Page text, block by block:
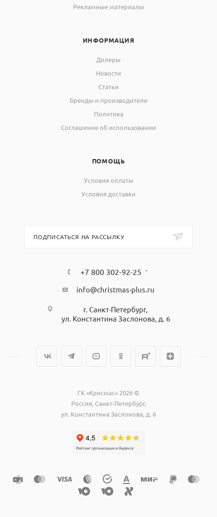
Рекламные материалы
ИНФОРМАЦИЯ
Дилеры
Новости
Статьи
Бренды и производители
Политика
Соглашение об использовании
ПОМОЩЬ
Условия оплаты
Условия доставки
ПОДПИСАТЬСЯ НА РАССЫЛКУ
+7 800 302-92-25
info@christmas-plus.ru
г. Санкт-Петербург,
ул. Константина Заслонова, д. 6
ГК «Крисмас» 2026 ©
Россия, Санкт-Петербург,
ул. Константина Заслонова, д. 6